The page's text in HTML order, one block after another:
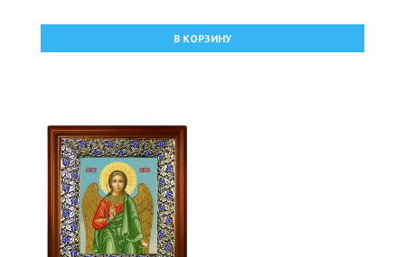
В КОРЗИНУ